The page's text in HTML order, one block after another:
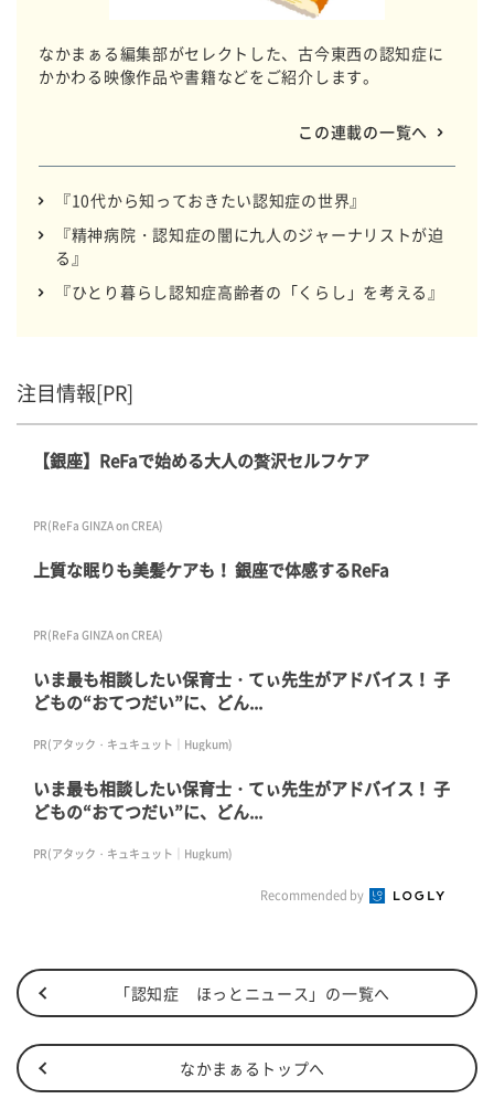
なかまぁる編集部がセレクトした、古今東西の認知症に
かかわる映像作品や書籍などをご紹介します。
この連載の一覧へ
『10代から知っておきたい認知症の世界』
『精神病院・認知症の闇に九人のジャーナリストが迫
る』
『ひとり暮らし認知症高齢者の「くらし」を考える』
注目情報[PR]
【銀座】ReFaで始める大人の贅沢セルフケア
PR(ReFa GINZA on CREA)
上質な眠りも美髪ケアも！ 銀座で体感するReFa
PR(ReFa GINZA on CREA)
いま最も相談したい保育士・てぃ先生がアドバイス！ 子
どもの“おてつだい”に、どん...
PR(アタック・キュキュット｜Hugkum)
いま最も相談したい保育士・てぃ先生がアドバイス！ 子
どもの“おてつだい”に、どん...
PR(アタック・キュキュット｜Hugkum)
Recommended by
「認知症 ほっとニュース」の一覧へ
なかまぁるトップへ